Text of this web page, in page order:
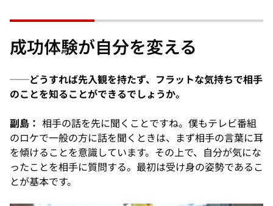
成功体験が自分を変える
──どうすれば先入観を持たず、フラットな気持ちで相手
のことを知ることができるでしょうか。
副島： 相手の話を先に聞くことですね。僕もテレビ番組
のロケで一般の方に話を聞くときは、まず相手の言葉に耳
を傾けることを意識しています。その上で、自分が気にな
ったことを相手に質問する。最初は受け身の姿勢であるこ
とが基本です。